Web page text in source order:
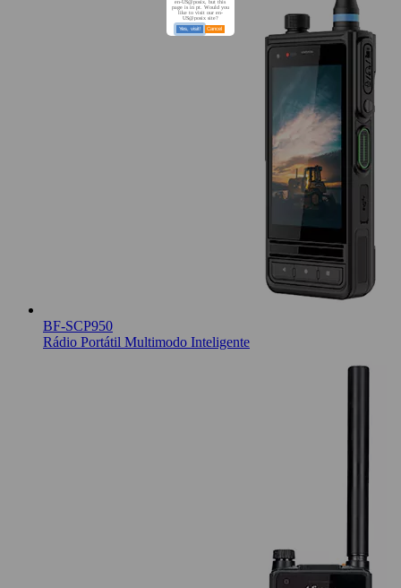
BF-SCP950
Rádio Portátil Multimodo Inteligente
en-US@posix, but this
page is in pt. Would you
like to visit our en-
US@posix site?
Yes, visit! Cancel